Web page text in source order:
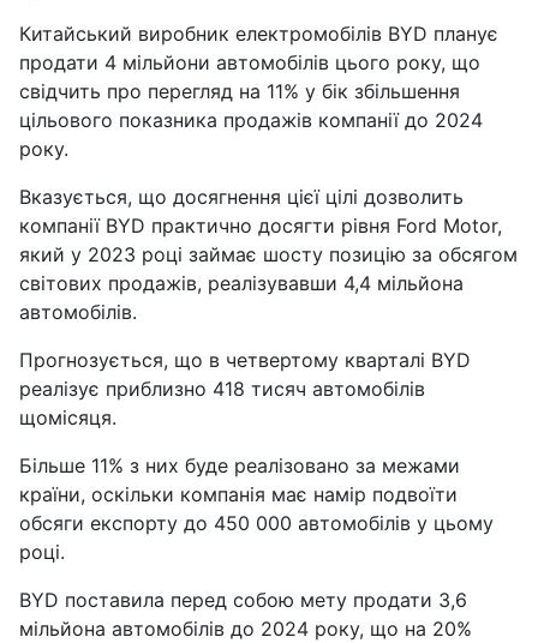
Китайський виробник електромобілів BYD планує
продати 4 мільйони автомобілів цього року, що
свідчить про перегляд на 11% у бік збільшення
цільового показника продажів компанії до 2024
року.
Вказується, що досягнення цієї цілі дозволить
компанії BYD практично досягти рівня Ford Motor,
який у 2023 році займає шосту позицію за обсягом
світових продажів, реалізувавши 4,4 мільйона
автомобілів.
Прогнозується, що в четвертому кварталі BYD
реалізує приблизно 418 тисяч автомобілів
щомісяця.
Більше 11% з них буде реалізовано за межами
країни, оскільки компанія має намір подвоїти
обсяги експорту до 450 000 автомобілів у цьому
році.
BYD поставила перед собою мету продати 3,6
мільйона автомобілів до 2024 року, що на 20%